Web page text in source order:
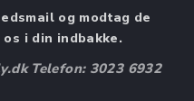
og modtag de
i din indbakke.
Telefon: 3023 6932